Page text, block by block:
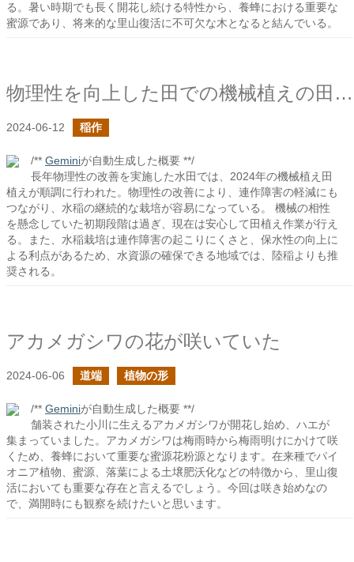
る。暑い時期でも長く開花し続ける特性から、養蜂における重要な
蜜源であり、将来的な里山復活に不可欠な木となると結んでいる。
物理性を向上した田での機械植えの田植え2024
2024-06-12 稲作
/** Geminiが自動生成した概要 **/
長年物理性の改善を実施した水田では、2024年の機械植え田
植えが順調に行われた。物理性の改善により、連作障害の軽減にも
つながり、水稲の継続的な栽培が容易になっている。 機械の相性
を懸念していた初期段階は過ぎ、現在は安心して田植え作業が行え
る。また、水稲栽培は連作障害の起こりにくさと、保水性の向上に
よる利点があるため、水資源の確保できる地域では、陸稲よりも推
奨される。
アカメガシワの花が咲いていた
2024-06-06 道端 植物の形
/** Geminiが自動生成した概要 **/
舗装された小川に生えるアカメガシワが開花し始め、ハエが
集まっていました。アカメガシワは梅雨時から梅雨明けにかけて咲
くため、養蜂において重要な蜜源花粉源となります。在来種でパイ
オニア植物、蜜源、落葉による土壌肥沃化などの特徴から、里山復
活においても重要な存在と言えるでしょう。今回は咲き始めなの
で、満開時にも観察を続けたいと思います。